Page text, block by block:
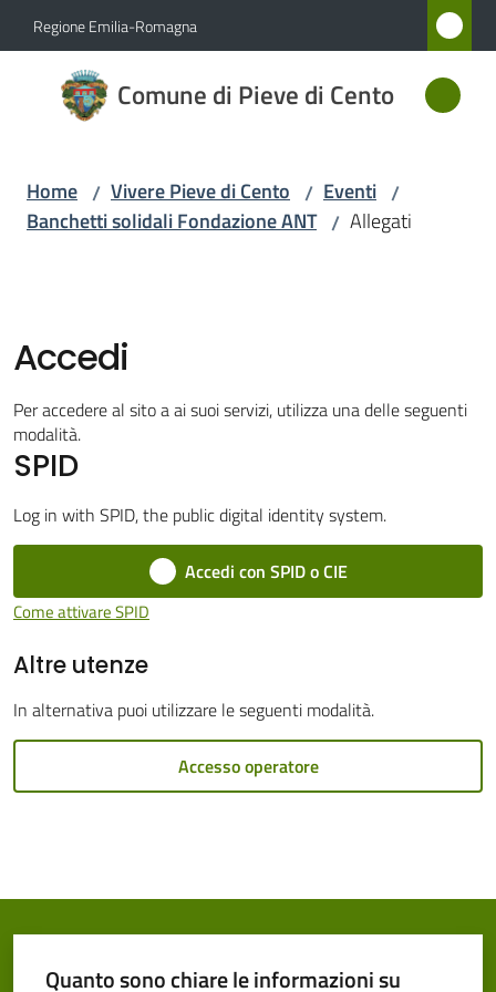
Vai al contenuto
Vai alla navigazione
Vai al footer
Regione Emilia-Romagna
Comune di Pieve di Cento
Comune
di Pieve
Servizi
Vivere
Pieve
Cento
Menu selezionato
Amministrazione
gli
Home / Vivere Pieve di Cento / Eventi /
Banchetti solidali Fondazione ANT / Allegati
Accedi
Per accedere al sito a ai suoi servizi, utilizza una delle seguenti
modalità.
SPID
Log in with SPID, the public digital identity system.
Accedi con SPID o CIE
Come attivare SPID
Altre utenze
In alternativa puoi utilizzare le seguenti modalità.
Accesso operatore
Quanto sono chiare le informazioni su